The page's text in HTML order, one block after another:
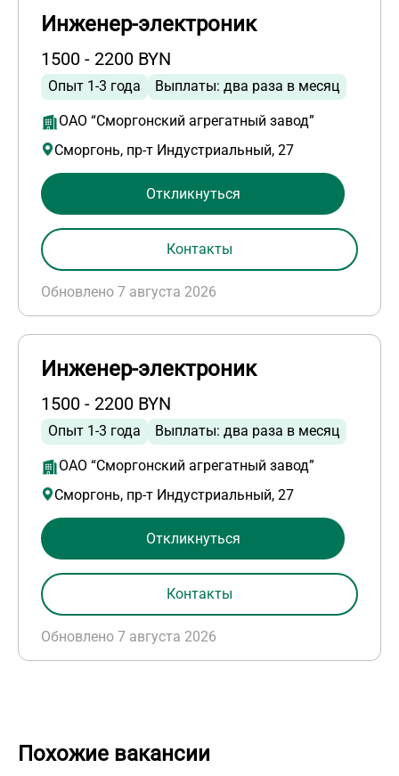
Инженер-электроник
1500 - 2200 BYN
Опыт 1-3 года Выплаты: два раза в месяц
ОАО “Сморгонский агрегатный завод”
Сморгонь, пр-т Индустриальный, 27
Обновлено 7 августа 2026
Откликнуться
Контакты
Инженер-электроник
1500 - 2200 BYN
Опыт 1-3 года Выплаты: два раза в месяц
ОАО “Сморгонский агрегатный завод”
Сморгонь, пр-т Индустриальный, 27
Обновлено 7 августа 2026
Откликнуться
Контакты
Похожие вакансии